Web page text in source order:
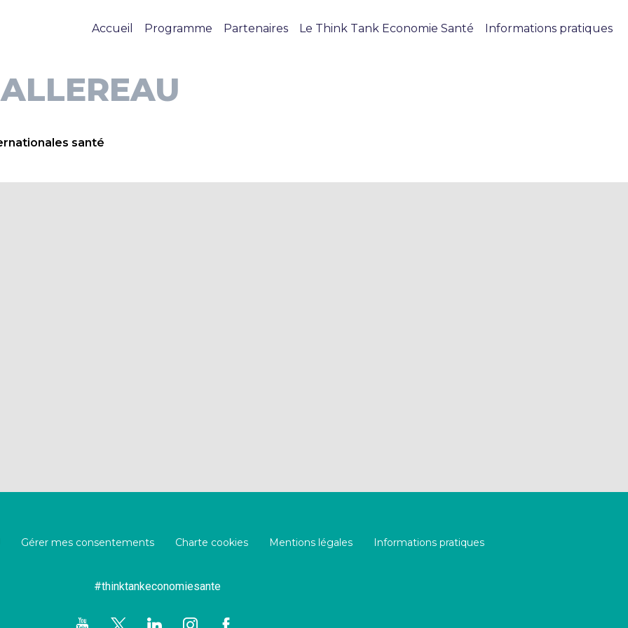
Accueil Programme Partenaires Le Think Tank Economie Santé Informations pratiques
santé
Gérer mes consentements Charte cookies Mentions légales Informations pratiques
#thinktankeconomiesante